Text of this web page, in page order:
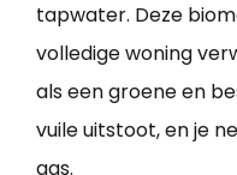
tapwater. Deze
volledige woning
als een groene en
vuile uitstoot, en je
gas.